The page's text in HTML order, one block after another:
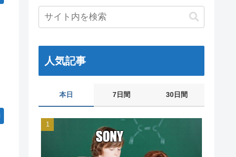
人気記事
本日 7日間 30日間